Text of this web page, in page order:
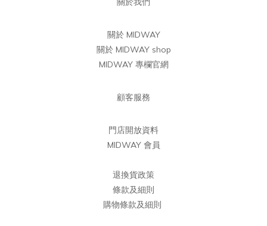
關於 MIDWAY
關於 MIDWAY shop
MIDWAY 專欄官網
顧客服務
門店開放資料
MIDWAY 會員
退換貨政策
條款及細則
購物條款及細則